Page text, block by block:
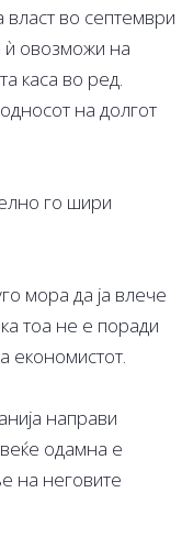
во септември
ѝ овозможи на
каса во ред.
на долгот
го шири
мора да ја влече
тоа не е поради
економистот.
направи
одамна е
на неговите